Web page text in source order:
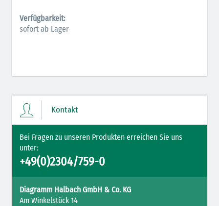
Elektrolyte NaCl (grün)
Verfügbarkeit:
sofort ab Lager
Kontakt
Bei Fragen zu unseren Produkten erreichen Sie uns
unter:
+49(0)2304/759-0
Diagramm Halbach GmbH & Co. KG
Am Winkelstück 14